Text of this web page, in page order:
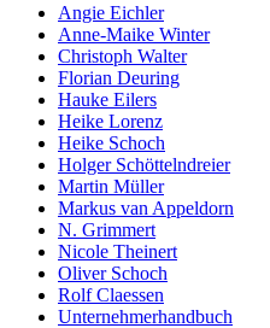
Angie Eichler
Anne-Maike Winter
Christoph Walter
Florian Deuring
Hauke Eilers
Heike Lorenz
Heike Schoch
Holger Schöttelndreier
Martin Müller
Markus van Appeldorn
N. Grimmert
Nicole Theinert
Oliver Schoch
Rolf Claessen
Unternehmerhandbuch